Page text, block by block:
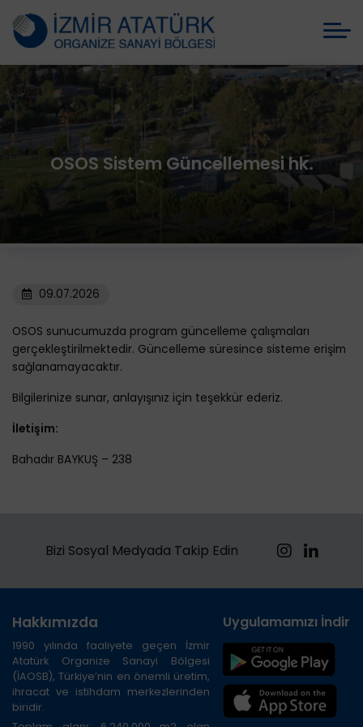
OSOS Sistem Güncellemesi hk.
09.07.2026
OSOS sunucumuzda program güncelleme çalışmaları
gerçekleştirilmektedir. Güncelleme süresince sisteme erişim
sağlanamayacaktır.
Bilgilerinize sunar, anlayışınız için teşekkür ederiz.
İletişim:
Bahadır BAYKUŞ – 238
Bizi Sosyal Medyada Takip Edin
Hakkımızda
1990 yılında faaliyete geçen İzmir
Atatürk Organize Sanayi Bölgesi
(İAOSB), Türkiye’nin en önemli üretim,
ihracat ve istihdam merkezlerinden
biridir.
Uygulamamızı İndirin